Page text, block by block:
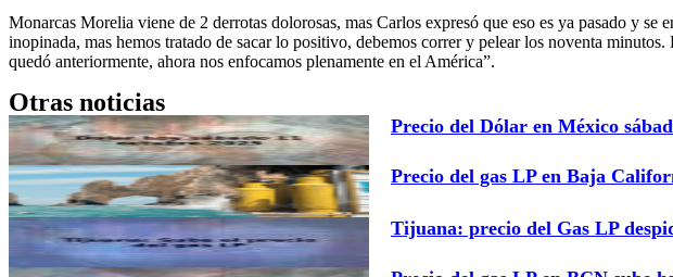
Monarcas Morelia viene de 2 derrotas dolorosas, mas Carlos expresó que eso es ya pasado y
inopinada, mas hemos tratado de sacar lo positivo, debemos correr y pelear los noventa
quedó anteriormente, ahora nos enfocamos plenamente en el América”.
Otras noticias
Precio del Dólar en México
Precio del gas LP en Baja
Tijuana: precio del Gas LP